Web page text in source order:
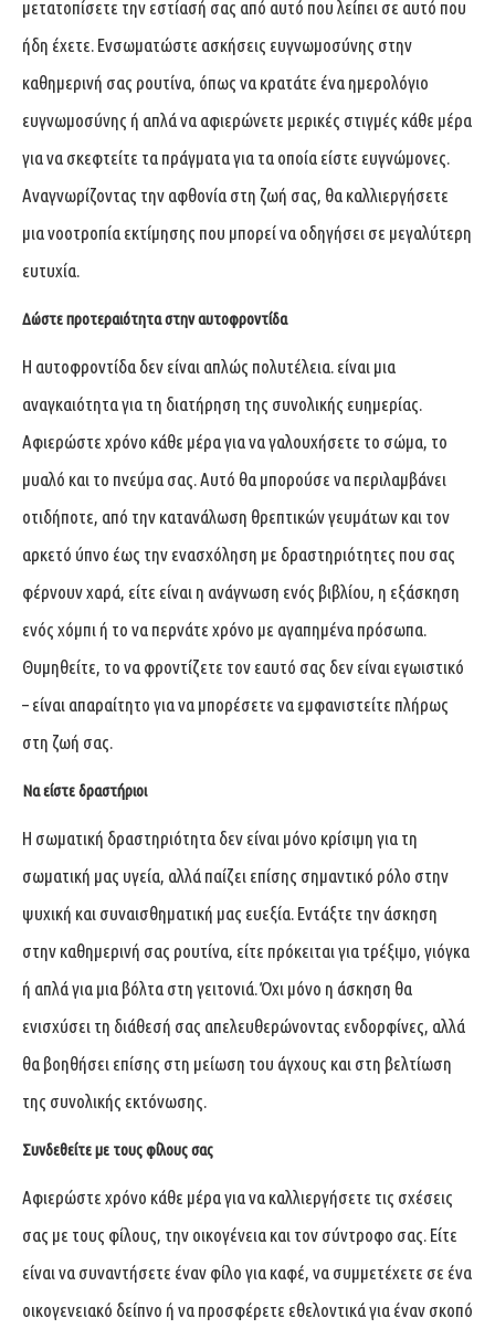
μετατοπίσετε την εστίασή σας από αυτό που λείπει σε αυτό που
ήδη έχετε. Ενσωματώστε ασκήσεις ευγνωμοσύνης στην
καθημερινή σας ρουτίνα, όπως να κρατάτε ένα ημερολόγιο
ευγνωμοσύνης ή απλά να αφιερώνετε μερικές στιγμές κάθε μέρα
για να σκεφτείτε τα πράγματα για τα οποία είστε ευγνώμονες.
Αναγνωρίζοντας την αφθονία στη ζωή σας, θα καλλιεργήσετε
μια νοοτροπία εκτίμησης που μπορεί να οδηγήσει σε μεγαλύτερη
ευτυχία.
Δώστε προτεραιότητα στην αυτοφροντίδα
Η αυτοφροντίδα δεν είναι απλώς πολυτέλεια. είναι μια
αναγκαιότητα για τη διατήρηση της συνολικής ευημερίας.
Αφιερώστε χρόνο κάθε μέρα για να γαλουχήσετε το σώμα, το
μυαλό και το πνεύμα σας. Αυτό θα μπορούσε να περιλαμβάνει
οτιδήποτε, από την κατανάλωση θρεπτικών γευμάτων και τον
αρκετό ύπνο έως την ενασχόληση με δραστηριότητες που σας
φέρνουν χαρά, είτε είναι η ανάγνωση ενός βιβλίου, η εξάσκηση
ενός χόμπι ή το να περνάτε χρόνο με αγαπημένα πρόσωπα.
Θυμηθείτε, το να φροντίζετε τον εαυτό σας δεν είναι εγωιστικό
– είναι απαραίτητο για να μπορέσετε να εμφανιστείτε πλήρως
στη ζωή σας.
Να είστε δραστήριοι
Η σωματική δραστηριότητα δεν είναι μόνο κρίσιμη για τη
σωματική μας υγεία, αλλά παίζει επίσης σημαντικό ρόλο στην
ψυχική και συναισθηματική μας ευεξία. Εντάξτε την άσκηση
στην καθημερινή σας ρουτίνα, είτε πρόκειται για τρέξιμο, γιόγκα
ή απλά για μια βόλτα στη γειτονιά. Όχι μόνο η άσκηση θα
ενισχύσει τη διάθεσή σας απελευθερώνοντας ενδορφίνες, αλλά
θα βοηθήσει επίσης στη μείωση του άγχους και στη βελτίωση
της συνολικής εκτόνωσης.
Συνδεθείτε με τους φίλους σας
Αφιερώστε χρόνο κάθε μέρα για να καλλιεργήσετε τις σχέσεις
σας με τους φίλους, την οικογένεια και τον σύντροφο σας. Είτε
είναι να συναντήσετε έναν φίλο για καφέ, να συμμετέχετε σε ένα
οικογενειακό δείπνο ή να προσφέρετε εθελοντικά για έναν σκοπό